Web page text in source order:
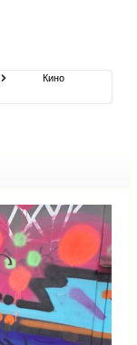
Кино